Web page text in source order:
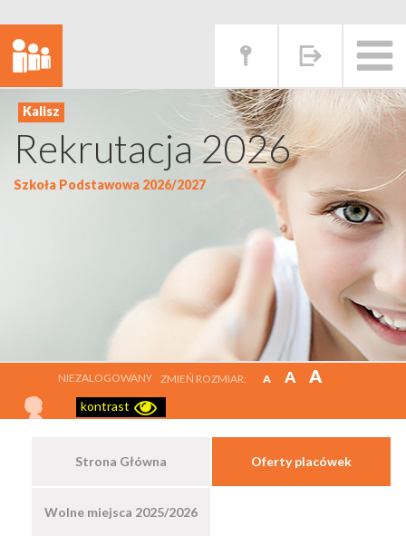
Rekrutacja 2026
Szkoła Podstawowa 2026/2027
NIEZALOGOWANY ZMIEŃ ROZMIAR: A A A
kontrast
Strona Główna Oferty placówek
Wolne miejsca 2025/2026